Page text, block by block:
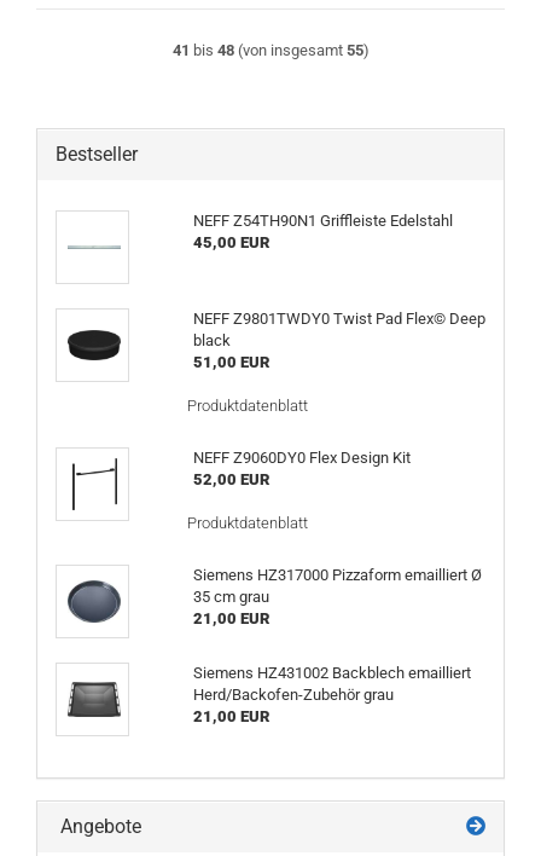
41 bis 48(von insgesamt 55)
Bestseller
NEFF Z54TH90N1 Griffleiste Edelstahl
45,00 EUR
NEFF Z9801TWDY0 Twist Pad Flex© Deep
black
51,00 EUR
Produktdatenblatt
NEFF Z9060DY0 Flex Design Kit
52,00 EUR
Produktdatenblatt
Siemens HZ317000 Pizzaform emailliert Ø
35 cm grau
21,00 EUR
Siemens HZ431002 Backblech emailliert
Herd/Backofen-Zubehör grau
21,00 EUR
Angebote